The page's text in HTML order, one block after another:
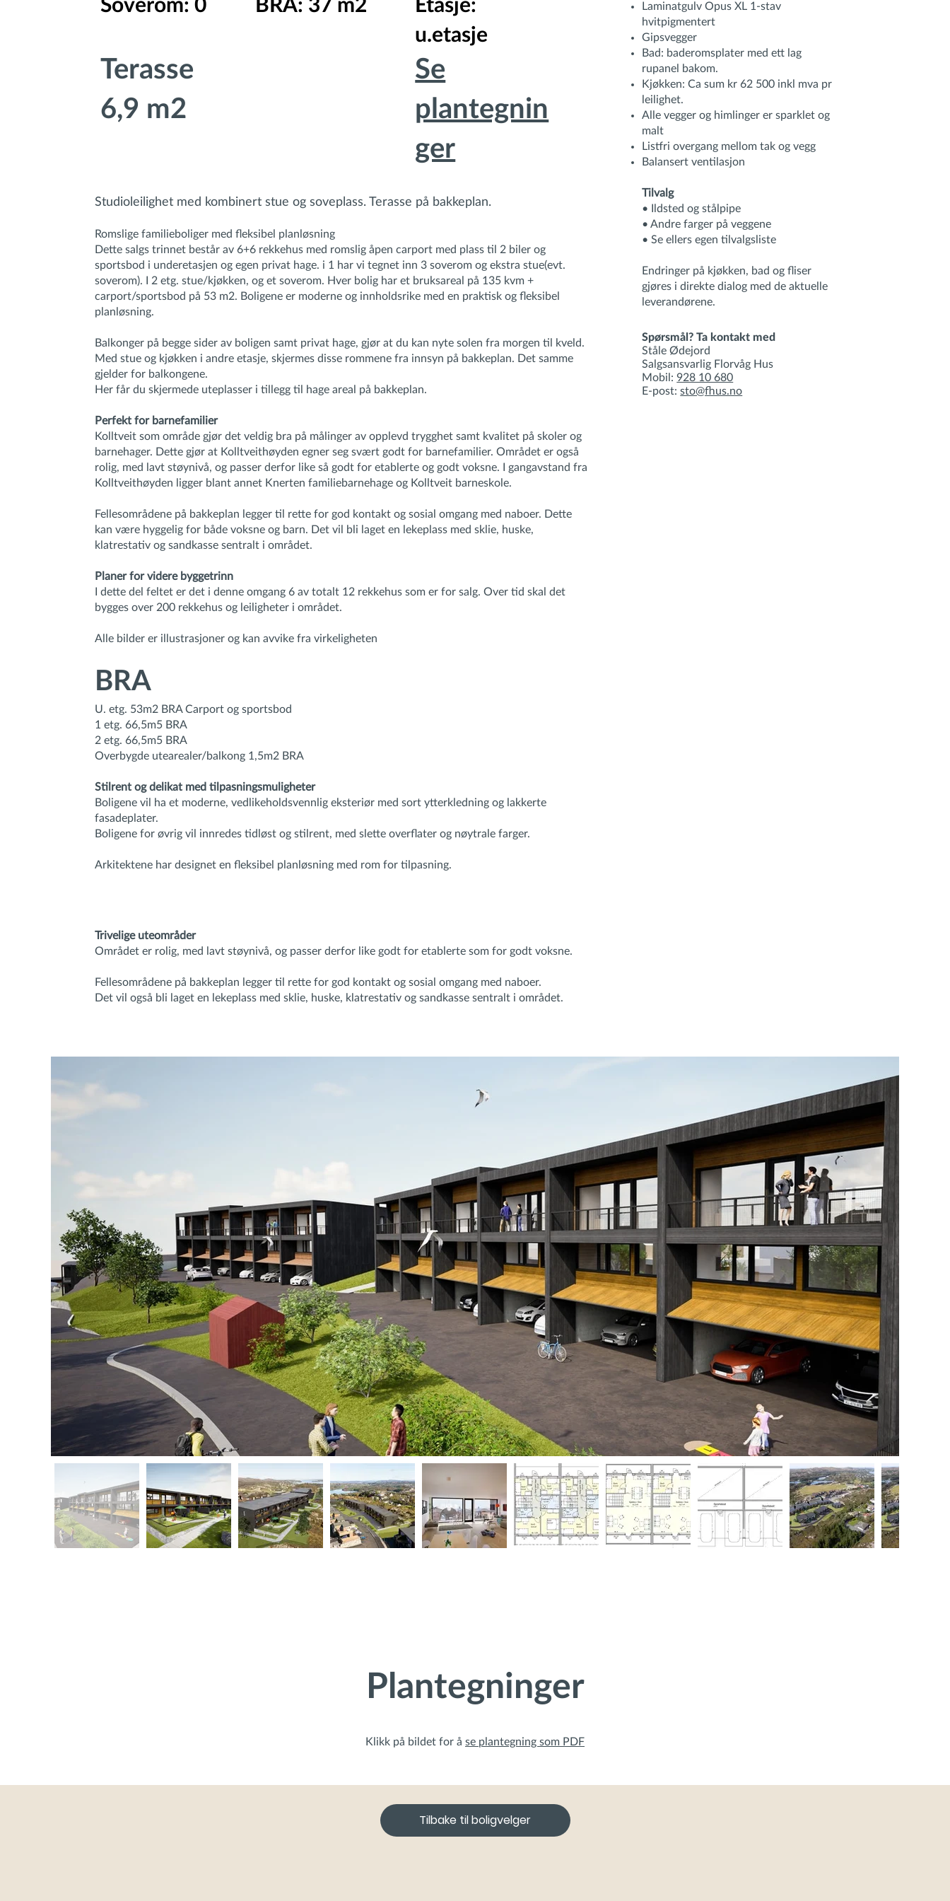
Laminatgulv Opus XL 1-stav
hvitpigmentert
Gipsvegger
Bad: baderomsplater med ett lag
rupanel bakom.
Kjøkken: Ca sum kr 62 500 inkl mva pr
leilighet.
Alle vegger og himlinger er sparklet og
malt
Listfri overgang mellom tak og vegg
Balansert ventilasjon
Tilvalg
• Ildsted og stålpipe
• Andre farger på veggene
• Se ellers egen tilvalgsliste
Endringer på kjøkken, bad og fliser
gjøres i direkte dialog med de aktuelle
leverandørene.
Spørsmål? Ta kontakt med
Ståle Ødejord
Salgsansvarlig Florvåg Hus
Mobil: 928 10 680
E-post:sto@fhus.no
Soverom: 0
Terasse
6,9 m2
BRA: 37 m2
Etasje:
u.etasje
Se
plantegnin
ger
Studioleilighet med kombinert stue og soveplass. Terasse på bakkeplan.
Romslige familieboliger med fleksibel planløsning
Dette salgs trinnet består av 6+6 rekkehus med romslig åpen carport med plass til 2 biler og
sportsbod i underetasjen og egen privat hage. i 1 har vi tegnet inn 3 soverom og ekstra stue(evt.
soverom). I 2 etg. stue/kjøkken, og et soverom. Hver bolig har et bruksareal på 135 kvm +
carport/sportsbod på 53 m2. Boligene er moderne og innholdsrike med en praktisk og fleksibel
planløsning.
Balkonger på begge sider av boligen samt privat hage, gjør at du kan nyte solen fra morgen til kveld.
Med stue og kjøkken i andre etasje, skjermes disse rommene fra innsyn på bakkeplan. Det samme
gjelder for balkongene.
Her får du skjermede uteplasser i tillegg til hage areal på bakkeplan.
Perfekt for barnefamilier
Kolltveit som område gjør det veldig bra på målinger av opplevd trygghet samt kvalitet på skoler og
barnehager. Dette gjør at Kolltveithøyden egner seg svært godt for barnefamilier. Området er også
rolig, med lavt støynivå, og passer derfor like så godt for etablerte og godt voksne. I gangavstand fra
Kolltveithøyden ligger blant annet Knerten familiebarnehage og Kolltveit barneskole.
Fellesområdene på bakkeplan legger til rette for god kontakt og sosial omgang med naboer. Dette
kan være hyggelig for både voksne og barn. Det vil bli laget en lekeplass med sklie, huske,
klatrestativ og sandkasse sentralt i området.
Planer for videre byggetrinn
I dette del feltet er det i denne omgang 6 av totalt 12 rekkehus som er for salg. Over tid skal det
bygges over 200 rekkehus og leiligheter i området.
Alle bilder er illustrasjoner og kan avvike fra virkeligheten
BRA
U. etg. 53m2 BRA Carport og sportsbod
1 etg. 66,5m5 BRA
2 etg. 66,5m5 BRA
Overbygde utearealer/balkong 1,5m2 BRA
Stilrent og delikat med tilpasningsmuligheter
Boligene vil ha et moderne, vedlikeholdsvennlig eksteriør med sort ytterkledning og lakkerte
fasadeplater.
Boligene for øvrig vil innredes tidløst og stilrent, med slette overflater og nøytrale farger.
Arkitektene har designet en fleksibel planløsning med rom for tilpasning.
Trivelige uteområder
Området er rolig, med lavt støynivå, og passer derfor like godt for etablerte som for godt voksne.
Fellesområdene på bakkeplan legger til rette for god kontakt og sosial omgang med naboer.
Det vil også bli laget en lekeplass med sklie, huske, klatrestativ og sandkasse sentralt i området.
Plantegninger
Klikk på bildet for å se plantegning som PDF
Tilbake til boligvelger